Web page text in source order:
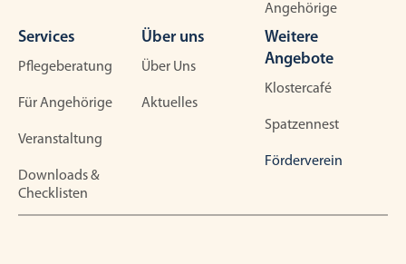
Angehörige
Services
Pflegeberatung
Für Angehörige
Veranstaltung
Downloads &
Checklisten
Über uns
Über Uns
Aktuelles
Weitere
Angebote
Klostercafé
Spatzennest
Förderverein